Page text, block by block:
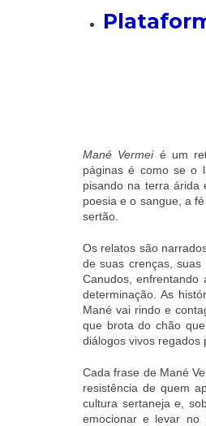
Mané Vermeié um
páginas é como se o
pisando na terra árida
poesia e o sangue, a
sertão.
Os relatos são
de suas crenças,
Canudos,
determinação. As
Mané vai rindo e
que brota do chão
diálogos vivos regados
Cada frase de Mané
resistência de quem
cultura sertaneja e,
emocionar e levar no